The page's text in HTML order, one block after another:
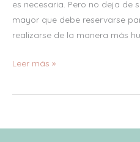
es necesaria. Pero no deja de
mayor que debe reservarse
realizarse de la manera más
Leer más »